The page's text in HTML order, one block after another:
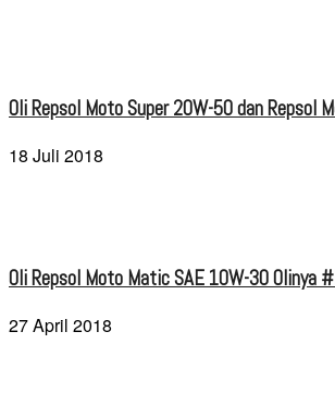
Oli Repsol Moto Super 20W-50 dan Repsol
18 Juli 2018
Oli Repsol Moto Matic SAE 10W-30 Olinya
27 April 2018